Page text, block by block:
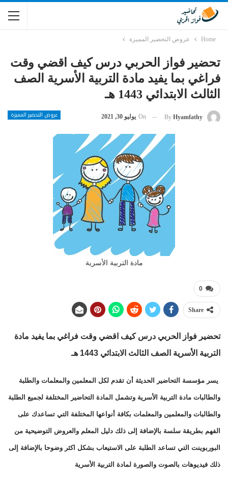
Home عروض التحضير المميزة
تحضير فواز الحربي درس كيف اقضي وقت
فراغي بما يفيد مادة التربية الأسرية الصف
الثالث الابتدائي 1443 هـ
عروض التحضير المميزة By Hyamfathy
On يوليو 30, 2021
مادة التربية الأسرية
0
Share
تحضير فواز الحربي درس كيف اقضي وقت فراغي بما يفيد مادة
التربية الأسرية الصف الثالث الابتدائي 1443 هـ
يسر مؤسسة التحاضير الحديثة أن تقدم لكل المعلمين والمعلمات والطلبة
والطالبات مادة التربية الأسرية وتشمل المادة التحاضير المختلفة لجميع الطلبة
والطالبات والمعلمين والمعلمات بكافة أنواعها المختلفة التي تساعدك على
الفهم بطريقة سلسة بالإضافة إلى ذلك دليل المعلم والعروض التوضيحية من
البوربوينت التي تساعد الطلبة على الاستيعاب بشكل اكثر وضوحا بالإضافة إلى
ذلك فيديوهات بالصوت والصورة لمادة التربية الأسرية